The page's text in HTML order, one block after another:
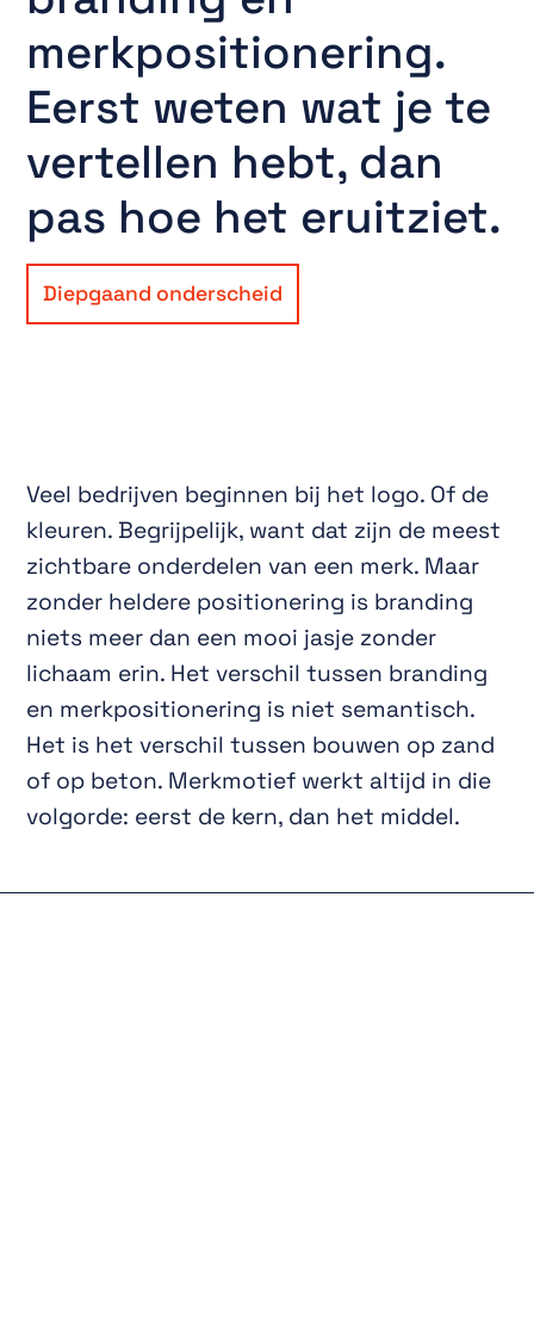
merkpositionering.
Eerst weten wat je te
vertellen hebt, dan
pas hoe het eruitziet.
Diepgaand onderscheid
Veel bedrijven beginnen bij het logo. Of de
kleuren. Begrijpelijk, want dat zijn de meest
zichtbare onderdelen van een merk. Maar
zonder heldere positionering is branding
niets meer dan een mooi jasje zonder
lichaam erin. Het verschil tussen branding
en merkpositionering is niet semantisch.
Het is het verschil tussen bouwen op zand
of op beton. Merkmotief werkt altijd in die
volgorde: eerst de kern, dan het middel.